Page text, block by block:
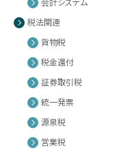
税法関連
貨物税
税金還付
証券取引税
統一発票
源泉税
営業税